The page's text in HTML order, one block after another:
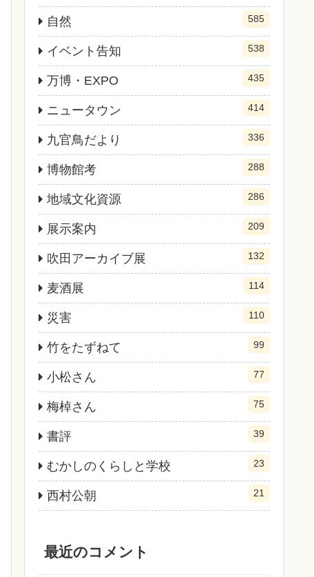
自然 585
イベント告知 538
万博・EXPO 435
ニュータウン 414
九官鳥だより 336
博物館考 288
地域文化資源 286
展示案内 209
吹田アーカイブ展 132
麦酒展 114
災害 110
竹をたずねて 99
小松さん 77
梅棹さん 75
書評 39
むかしのくらしと学校 23
西村公朝 21
最近のコメント